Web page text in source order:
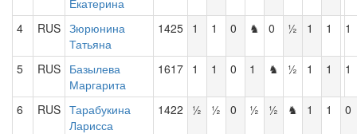
Екатерина
4 RUS Зюрюнина
Татьяна
1425 1 1 0 ♞ 0 ½ 1 1 1
5 RUS Базылева
Маргарита
1617 1 1 0 1 ♞ ½ 1 1 1
6 RUS Тарабукина
Ларисса
1422 ½ ½ 0 ½ ½ ♞ 1 1 0